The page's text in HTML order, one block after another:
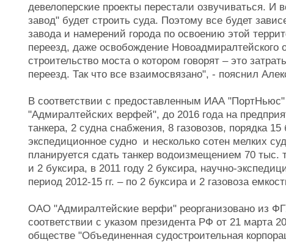
девелоперские проекты перестали озвучиваться. И
завод" будет строить суда. Поэтому все будет
завода и намерений города по освоению этой
переезд, даже освобождение
строительство моста о котором говорят – это
переезд. Так что все взаимосвязано", - пояснил
В соответствии с предоставленным ИАА
"Адмиралтейских верфей", до 2016 года на
танкера, 2 судна снабжения, 8 газовозов, порядка
экспедиционное судно и несколько сотен мелких
планируется сдать танкер водоизмещением 70 тыс.
и 2 буксира, в 2011 году 2 буксира, научно-
период 2012-15 гг. – по 2 буксира и 2 газовоза
ОАО "Адмиралтейские верфи" реорганизовано из
соответствии с указом президента РФ от 21 марта
обществе "Объединенная судостроительная